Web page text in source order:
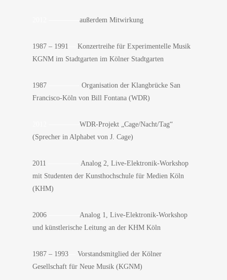
2012 ————-außerdem Mitwirkung
1987 – 1991
Konzertreihe für Experimentelle Musik
KGNM im Stadtgarten im Kölner Stadtgarten
1987
Organisation der Klangbrücke San
Francisco-Köln von Bill Fontana (WDR)
2012 ————-WDR-Projekt „Cage/Nacht/Tag“
(Sprecher in Alphabet von J. Cage)
2011
Analog 2, Live-Elektronik-Workshop
mit Studenten der Kunsthochschule für Medien Köln
(KHM)
2006 ————-Analog 1, Live-Elektronik-Workshop
und künstlerische Leitung an der KHM Köln
1987 – 1993
Vorstandsmitglied der Kölner
Gesellschaft für Neue Musik (KGNM)